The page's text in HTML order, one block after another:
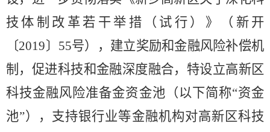
技体制改革若干举措（试行）》（新开
〔2019〕55号），建立奖励和金融风险补偿机
制，促进科技和金融深度融合，特设立高新区
科技金融风险准备金资金池（以下简称“资金
池”），支持银行业等金融机构对高新区科技